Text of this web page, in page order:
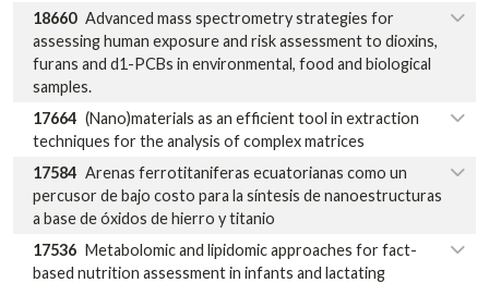
18660 Advanced mass spectrometry strategies for
assessing human exposure and risk assessment to dioxins,
furans and d1-PCBs in environmental, food and biological
samples.
17664 (Nano)materials as an efficient tool in extraction
techniques for the analysis of complex matrices
17584 Arenas ferrotitaniferas ecuatorianas como un
percusor de bajo costo para la síntesis de nanoestructuras
a base de óxidos de hierro y titanio
17536 Metabolomic and lipidomic approaches for fact-
based nutrition assessment in infants and lactating